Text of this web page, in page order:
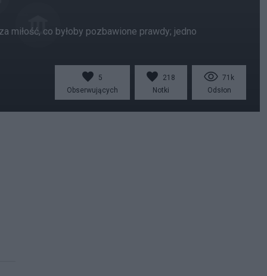
miłość, co byłoby pozbawione prawdy; jedno
5
Obserwujących
218
Notki
71k
Odsłon